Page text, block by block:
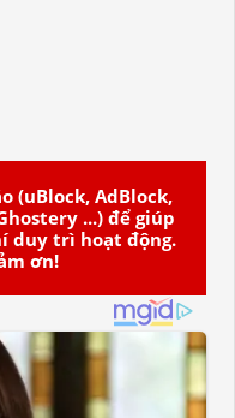
(uBlock, AdBlock,
...) để giúp
duy trì hoạt động.
ơn!